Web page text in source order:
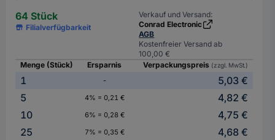
64 Stück
Filialverfügbarkeit
Verkauf und Versand:
Conrad Electronic
AGB
Kostenfreier Versand ab
100,00 €
Menge (Stück)
Ersparnis Verpackungspreis (zzgl. MwSt.)
1 -
5,03 €
5
4% = 0,21 €
4,82 €
10
6% = 0,28 €
4,75 €
25
7% = 0,35 € 4,68 €